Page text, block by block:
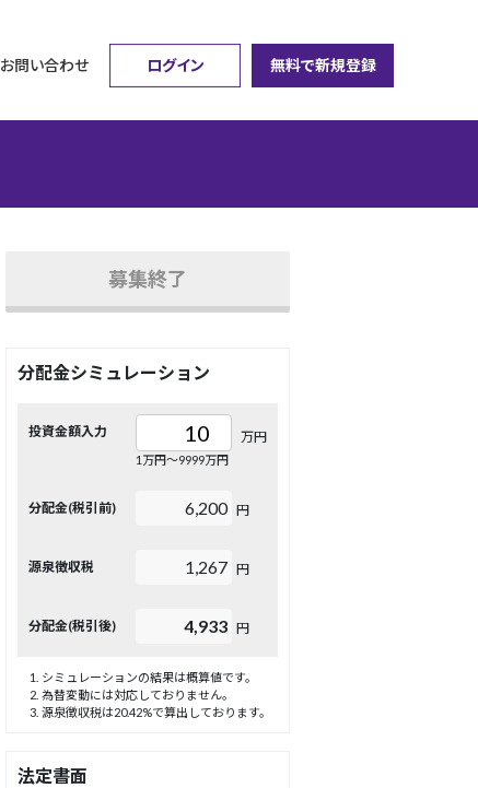
お問い合わせ ログイン 無料で新規登録
募集終了
分配金シミュレーション
投資金額入力 万円
1万円〜9999万円
分配金(税引前) 6,200 円
源泉徴収税 1,267 円
分配金(税引後) 4,933 円
シミュレーションの結果は概算値です。
為替変動には対応しておりません。
源泉徴収税は20.42%で算出しております。
法定書面